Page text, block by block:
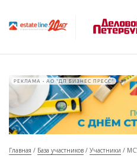
РЕКЛАМА • АО "ДП БИЗНЕС ПРЕСС"
Главная База участников Участники